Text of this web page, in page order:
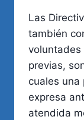
Las
también
voluntades
previas,
cuales una
expresa
atendida